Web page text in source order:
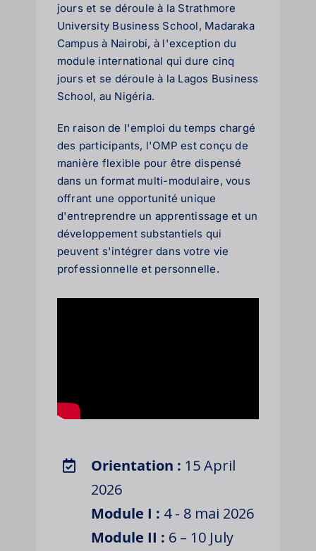
jours et se déroule à la Strathmore
University Business School, Madaraka
Campus à Nairobi, à l'exception du
module international qui dure cinq
jours et se déroule à la Lagos Business
School, au Nigéria.
En raison de l'emploi du temps chargé
des participants, l'OMP est conçu de
manière flexible pour être dispensé
dans un format multi-modulaire, vous
offrant une opportunité unique
d'entreprendre un apprentissage et un
développement substantiels qui
peuvent s'intégrer dans votre vie
professionnelle et personnelle.
Orientation : 15 April
2026
Module I : 4 - 8 mai 2026
Module II : 6 – 10 July